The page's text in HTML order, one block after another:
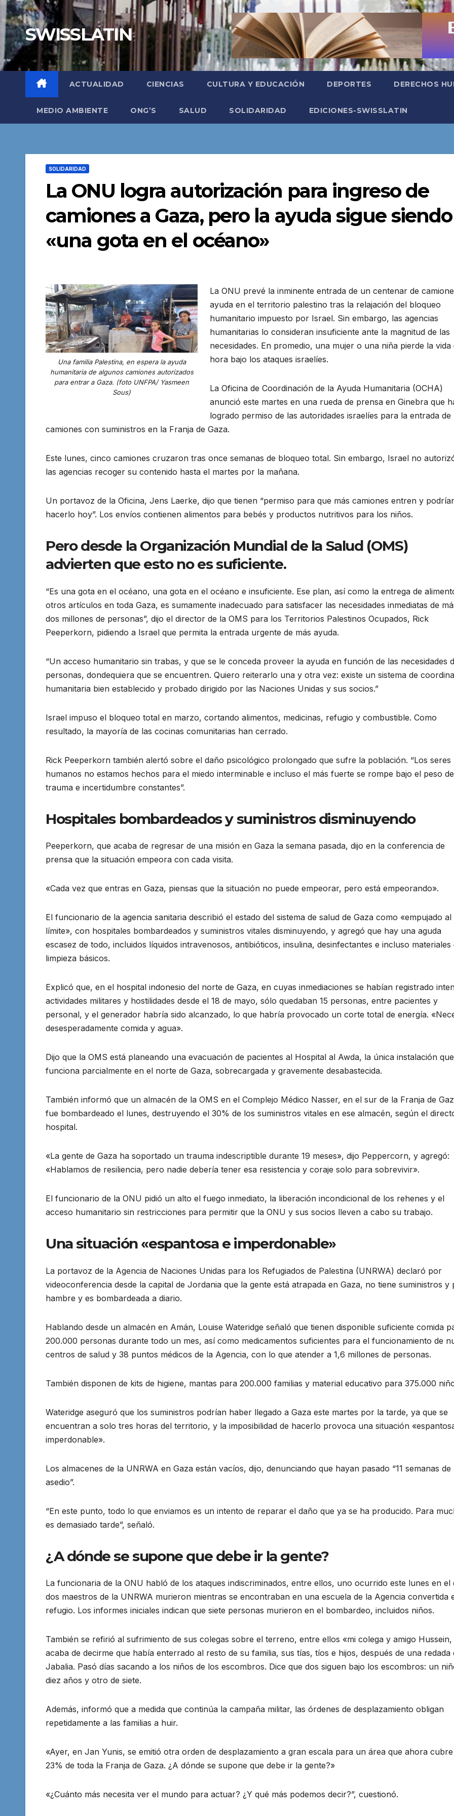
Saltar
al
contenidoSWISSLATIN
ACTUALIDAD CIENCIAS CULTURA Y EDUCACIÓN DEPORTES DERECHOS
MEDIO AMBIENTE ONG’S SALUD SOLIDARIDAD EDICIONES-SWISSLATIN
SOLIDARIDAD
La ONU logra autorización para ingreso de
camiones a Gaza, pero la ayuda sigue siendo
«una gota en el océano»
Una familia Palestina, en espera la ayuda
humanitaria de algunos camiones autorizados
para entrar a Gaza. (foto UNFPA/ Yasmeen
Sous)
La ONU prevé la inminente entrada de un centenar de
ayuda en el territorio palestino tras la relajación del bloqueo
humanitario impuesto por Israel. Sin embargo, las agencias
humanitarias lo consideran insuficiente ante la magnitud de las
necesidades. En promedio, una mujer o una niña pierde la vida
hora bajo los ataques israelíes.
La Oficina de Coordinación de la Ayuda Humanitaria (OCHA)
anunció este martes en una rueda de prensa en Ginebra que
logrado permiso de las autoridades israelíes para la entrada de
camiones con suministros en la Franja de Gaza.
Este lunes, cinco camiones cruzaron tras once semanas de bloqueo total. Sin embargo, Israel no
las agencias recoger su contenido hasta el martes por la mañana.
Un portavoz de la Oficina, Jens Laerke, dijo que tienen “permiso para que más camiones entren y
hacerlo hoy”. Los envíos contienen alimentos para bebés y productos nutritivos para los niños.
Pero desde la Organización Mundial de la Salud (OMS)
advierten que esto no es suficiente.
“Es una gota en el océano, una gota en el océano e insuficiente. Ese plan, así como la entrega de
otros artículos en toda Gaza, es sumamente inadecuado para satisfacer las necesidades inmediatas de
dos millones de personas”, dijo el director de la OMS para los Territorios Palestinos Ocupados, Rick
Peeperkorn, pidiendo a Israel que permita la entrada urgente de más ayuda.
“Un acceso humanitario sin trabas, y que se le conceda proveer la ayuda en función de las necesidades
personas, dondequiera que se encuentren. Quiero reiterarlo una y otra vez: existe un sistema de
humanitaria bien establecido y probado dirigido por las Naciones Unidas y sus socios.”
Israel impuso el bloqueo total en marzo, cortando alimentos, medicinas, refugio y combustible. Como
resultado, la mayoría de las cocinas comunitarias han cerrado.
Rick Peeperkorn también alertó sobre el daño psicológico prolongado que sufre la población. “Los seres
humanos no estamos hechos para el miedo interminable e incluso el más fuerte se rompe bajo el peso
trauma e incertidumbre constantes”.
Hospitales bombardeados y suministros disminuyendo
Peeperkorn, que acaba de regresar de una misión en Gaza la semana pasada, dijo en la conferencia de
prensa que la situación empeora con cada visita.
«Cada vez que entras en Gaza, piensas que la situación no puede empeorar, pero está empeorando».
El funcionario de la agencia sanitaria describió el estado del sistema de salud de Gaza como «empujado al
límite», con hospitales bombardeados y suministros vitales disminuyendo, y agregó que hay una aguda
escasez de todo, incluidos líquidos intravenosos, antibióticos, insulina, desinfectantes e incluso materiales
limpieza básicos.
Explicó que, en el hospital indonesio del norte de Gaza, en cuyas inmediaciones se habían registrado
actividades militares y hostilidades desde el 18 de mayo, sólo quedaban 15 personas, entre pacientes y
personal, y el generador habría sido alcanzado, lo que habría provocado un corte total de energía.
desesperadamente comida y agua».
Dijo que la OMS está planeando una evacuación de pacientes al Hospital al Awda, la única instalación que
funciona parcialmente en el norte de Gaza, sobrecargada y gravemente desabastecida.
También informó que un almacén de la OMS en el Complejo Médico Nasser, en el sur de la Franja de
fue bombardeado el lunes, destruyendo el 30% de los suministros vitales en ese almacén, según el
hospital.
«La gente de Gaza ha soportado un trauma indescriptible durante 19 meses», dijo Peppercorn, y agregó:
«Hablamos de resiliencia, pero nadie debería tener esa resistencia y coraje solo para sobrevivir».
El funcionario de la ONU pidió un alto el fuego inmediato, la liberación incondicional de los rehenes y el
acceso humanitario sin restricciones para permitir que la ONU y sus socios lleven a cabo su trabajo.
Una situación «espantosa e imperdonable»
La portavoz de la Agencia de Naciones Unidas para los Refugiados de Palestina (UNRWA) declaró por
videoconferencia desde la capital de Jordania que la gente está atrapada en Gaza, no tiene suministros y
hambre y es bombardeada a diario.
Hablando desde un almacén en Amán, Louise Wateridge señaló que tienen disponible suficiente comida
200.000 personas durante todo un mes, así como medicamentos suficientes para el funcionamiento de
centros de salud y 38 puntos médicos de la Agencia, con lo que atender a 1,6 millones de personas.
También disponen de kits de higiene, mantas para 200.000 familias y material educativo para 375.000
Wateridge aseguró que los suministros podrían haber llegado a Gaza este martes por la tarde, ya que se
encuentran a solo tres horas del territorio, y la imposibilidad de hacerlo provoca una situación
imperdonable».
Los almacenes de la UNRWA en Gaza están vacíos, dijo, denunciando que hayan pasado “11 semanas de
asedio”.
“En este punto, todo lo que enviamos es un intento de reparar el daño que ya se ha producido. Para
es demasiado tarde”, señaló.
¿A dónde se supone que debe ir la gente?
La funcionaria de la ONU habló de los ataques indiscriminados, entre ellos, uno ocurrido este lunes en el
dos maestros de la UNRWA murieron mientras se encontraban en una escuela de la Agencia convertida
refugio. Los informes iniciales indican que siete personas murieron en el bombardeo, incluidos niños.
También se refirió al sufrimiento de sus colegas sobre el terreno, entre ellos «mi colega y amigo Hussein,
acaba de decirme que había enterrado al resto de su familia, sus tías, tíos e hijos, después de una redada
Jabalia. Pasó días sacando a los niños de los escombros. Dice que dos siguen bajo los escombros: un
diez años y otro de siete.
Además, informó que a medida que continúa la campaña militar, las órdenes de desplazamiento obligan
repetidamente a las familias a huir.
«Ayer, en Jan Yunis, se emitió otra orden de desplazamiento a gran escala para un área que ahora
23% de toda la Franja de Gaza. ¿A dónde se supone que debe ir la gente?»
«¿Cuánto más necesita ver el mundo para actuar? ¿Y qué más podemos decir?”, cuestionó.